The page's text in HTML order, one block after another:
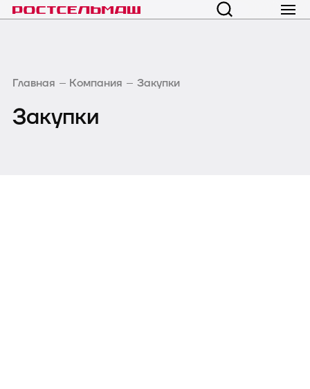
Главная Компания Закупки
Закупки